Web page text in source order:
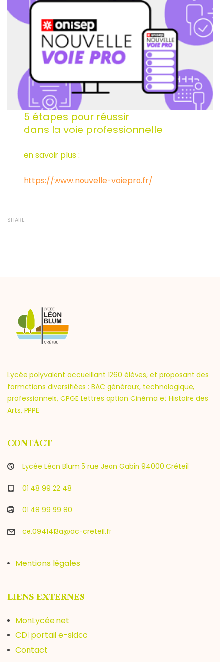
5 étapes pour réussir
dans la voie professionnelle
en savoir plus :
https://www.nouvelle-voiepro.fr/
SHARE
Lycée polyvalent accueillant 1260 élèves, et proposant des
formations diversifiées : BAC généraux, technologique,
professionnels, CPGE Lettres option Cinéma et Histoire des
Arts, PPPE
CONTACT
Lycée Léon Blum 5 rue Jean Gabin 94000 Créteil
01 48 99 22 48
01 48 99 99 80
ce.0941413a@ac-creteil.fr
Mentions légales
LIENS EXTERNES
MonLycée.net
CDI portail e-sidoc
Contact